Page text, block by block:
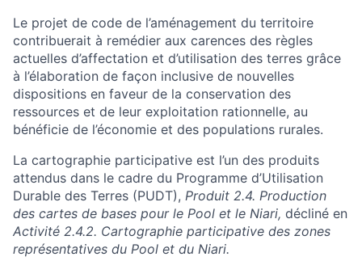
Le projet de code de l’aménagement du territoire
contribuerait à remédier aux carences des règles
actuelles d’affectation et d’utilisation des terres grâce
à l’élaboration de façon inclusive de nouvelles
dispositions en faveur de la conservation des
ressources et de leur exploitation rationnelle, au
bénéficie de l’économie et des populations rurales.
La cartographie participative est l’un des produits
attendus dans le cadre du Programme d’Utilisation
Durable des Terres (PUDT), Produit 2.4. Production
des cartes de bases pour le Pool et le Niari, décliné en
Activité 2.4.2. Cartographie participative des zones
représentatives du Pool et du Niari.